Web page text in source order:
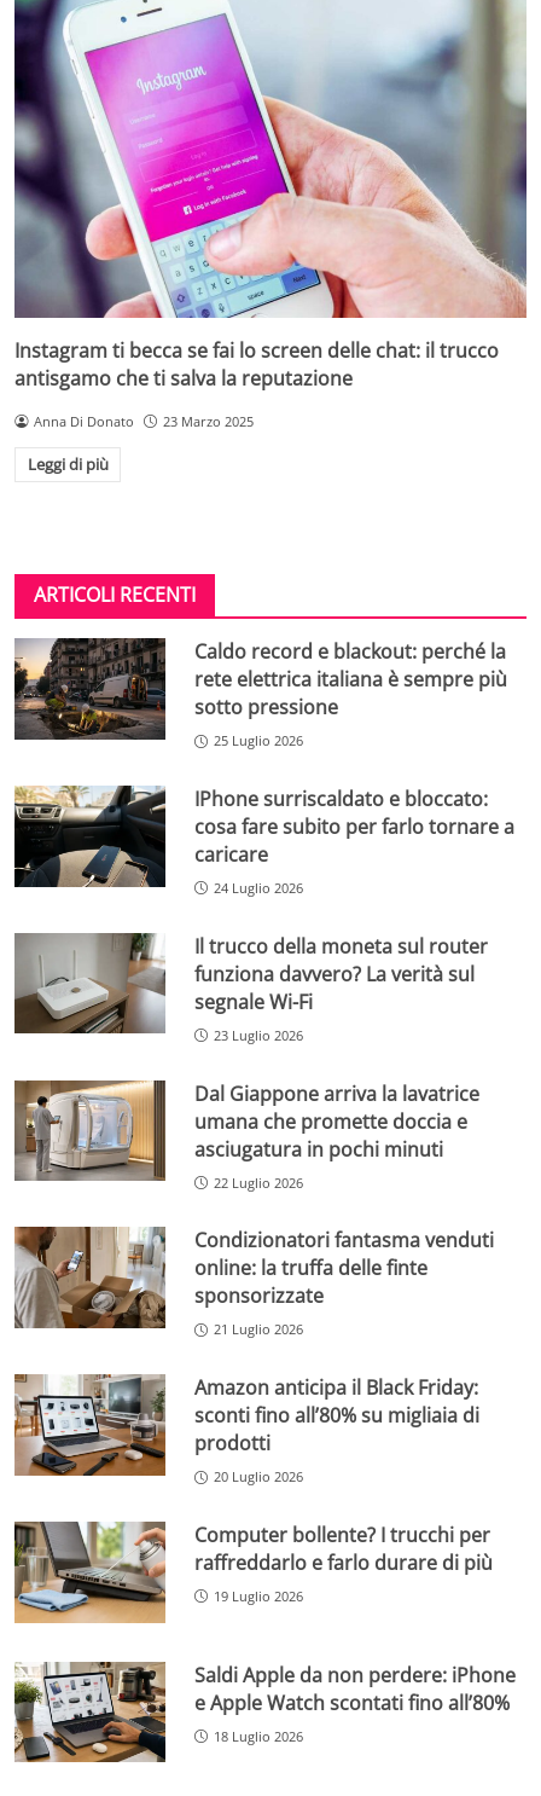
Instagram ti becca se fai lo screen delle chat: il trucco
antisgamo che ti salva la reputazione
Anna Di Donato 23 Marzo 2025
Leggi di più
ARTICOLI RECENTI
Caldo record e blackout: perché la
rete elettrica italiana è sempre più
sotto pressione
25 Luglio 2026
IPhone surriscaldato e bloccato:
cosa fare subito per farlo tornare a
caricare
24 Luglio 2026
Il trucco della moneta sul router
funziona davvero? La verità sul
segnale Wi-Fi
23 Luglio 2026
Dal Giappone arriva la lavatrice
umana che promette doccia e
asciugatura in pochi minuti
22 Luglio 2026
Condizionatori fantasma venduti
online: la truffa delle finte
sponsorizzate
21 Luglio 2026
Amazon anticipa il Black Friday:
sconti fino all’80% su migliaia di
prodotti
20 Luglio 2026
Computer bollente? I trucchi per
raffreddarlo e farlo durare di più
19 Luglio 2026
Saldi Apple da non perdere: iPhone
e Apple Watch scontati fino all’80%
18 Luglio 2026